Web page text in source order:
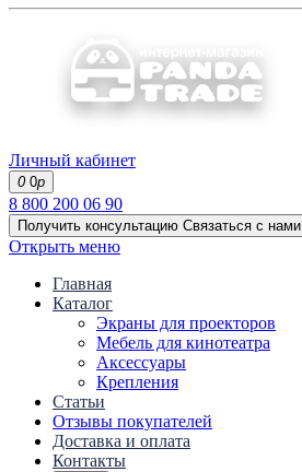
Личный кабинет
0 0р
8 800 200 06 90
Получить консультацию Связаться с нами
Открыть меню
Главная
Каталог
Экраны для проекторов
Mебель для кинотеатра
Аксессуары
Крепления
Статьи
Отзывы покупателей
Доставка и оплата
Контакты